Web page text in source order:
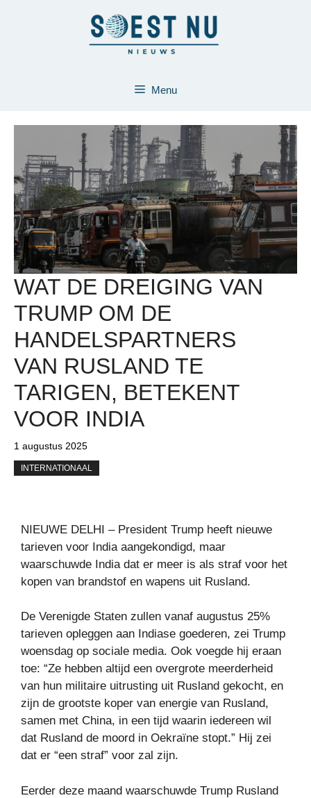
Menu
WAT DE DREIGING VAN
TRUMP OM DE
HANDELSPARTNERS
VAN RUSLAND TE
TARIGEN, BETEKENT
VOOR INDIA
1 augustus 2025
INTERNATIONAAL
NIEUWE DELHI – President Trump heeft nieuwe
tarieven voor India aangekondigd, maar
waarschuwde India dat er meer is als straf voor het
kopen van brandstof en wapens uit Rusland.
De Verenigde Staten zullen vanaf augustus 25%
tarieven opleggen aan Indiase goederen, zei Trump
woensdag op sociale media. Ook voegde hij eraan
toe: “Ze hebben altijd een overgrote meerderheid
van hun militaire uitrusting uit Rusland gekocht, en
zijn de grootste koper van energie van Rusland,
samen met China, in een tijd waarin iedereen wil
dat Rusland de moord in Oekraïne stopt.” Hij zei
dat er “een straf” voor zal zijn.
Eerder deze maand waarschuwde Trump Rusland